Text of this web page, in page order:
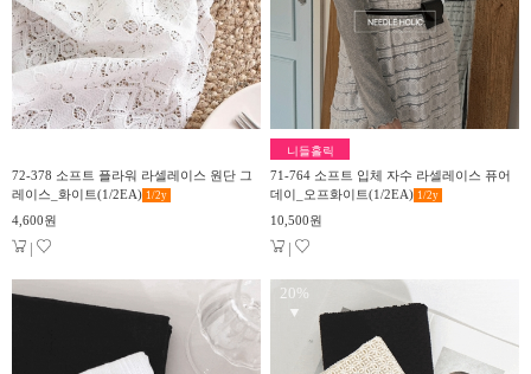
72-378 소프트 플라워 라셀레이스 원단 그
레이스_화이트(1/2EA) 1/2y
4,600원
|
니들홀릭
71-764 소프트 입체 자수 라셀레이스 퓨어
데이_오프화이트(1/2EA) 1/2y
10,500원
|
20%
▼